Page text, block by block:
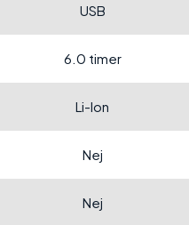
USB
6.0 timer
Li-Ion
Nej
Nej